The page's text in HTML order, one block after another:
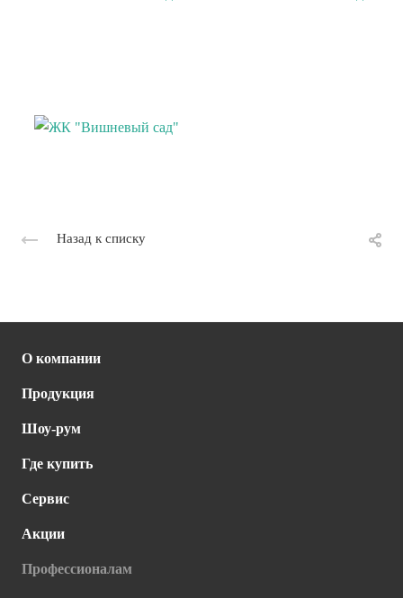
Назад к списку
О компании
Продукция
Шоу-рум
Где купить
Сервис
Акции
Профессионалам